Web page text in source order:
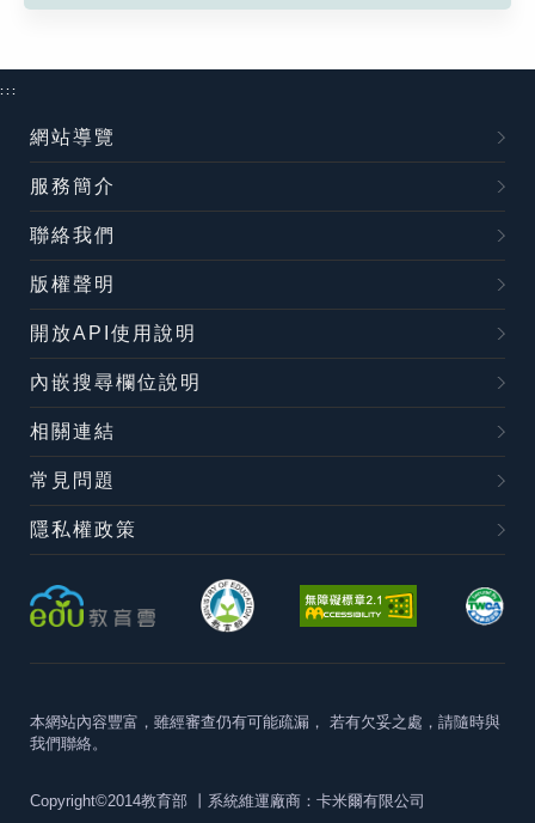
:::
網站導覽
服務簡介
聯絡我們
版權聲明
開放API使用說明
內嵌搜尋欄位說明
相關連結
常見問題
隱私權政策
本網站內容豐富，雖經審查仍有可能疏漏， 若有欠妥之處，請隨時與
我們聯絡。
Copyright©2014教育部 丨系統維運廠商：卡米爾有限公司